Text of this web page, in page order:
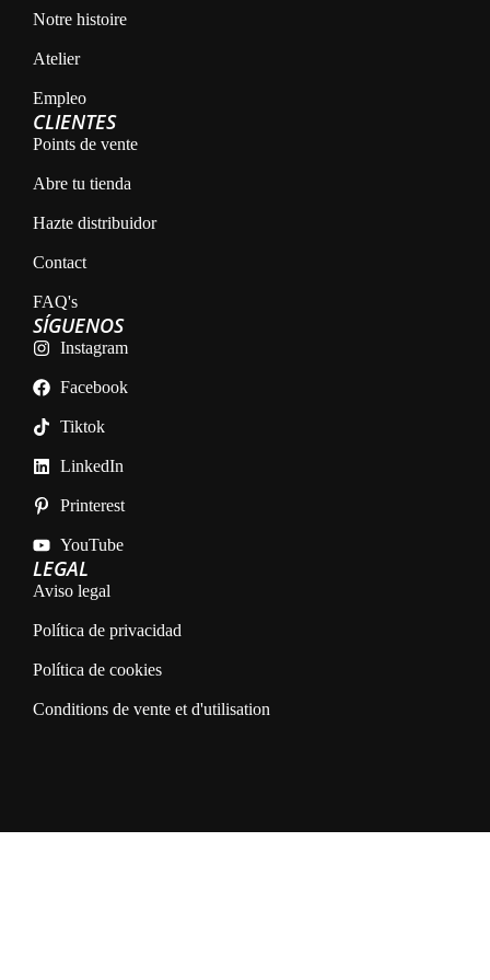
Notre histoire
Atelier
Empleo
CLIENTES
Points de vente
Abre tu tienda
Hazte distribuidor
Contact
FAQ's
LEGAL
Aviso legal
Política de privacidad
Política de cookies
Conditions de vente et d'utilisation
SÍGUENOS
Instagram
Facebook
Tiktok
LinkedIn
Printerest
YouTube